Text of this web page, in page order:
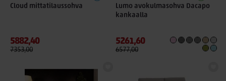
Cloud mittatilaussohva
5882,40
7353,00
Lumo avokulmasohva Dacapo
kankaalla
5261,60
6577,00